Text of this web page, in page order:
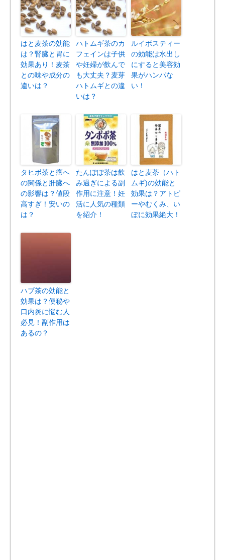
はと麦茶の効能
は？腎臓と胃に
効果あり！麦茶
との味や成分の
違いは？
ハトムギ茶のカ
フェインは子供
や妊婦が飲んで
も大丈夫？麦芽
ハトムギとの違
いは？
ルイボスティー
の効能は水出し
にすると美容効
果がハンパな
い！
タヒボ茶と癌へ
の関係と肝臓へ
の影響は？値段
高すぎ！安いの
は？
たんぽぽ茶は飲
み過ぎによる副
作用に注意！妊
活に人気の種類
を紹介！
はと麦茶（ハト
ムギ)の効能と
効果は？アトピ
ーやむくみ、い
ぼに効果絶大！
ハブ茶の効能と
効果は？便秘や
口内炎に悩む人
必見！副作用は
あるの？